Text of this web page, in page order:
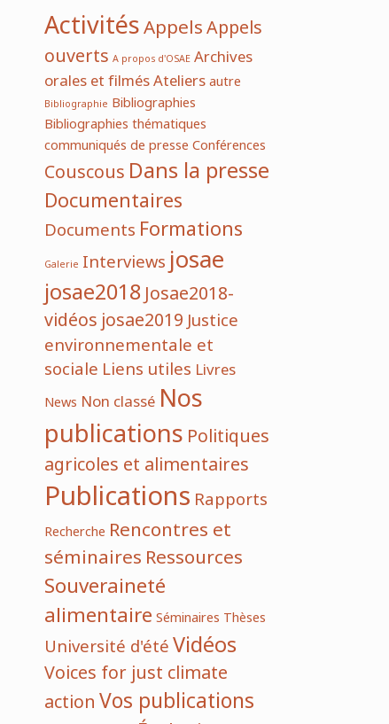
ActivitésAppelsAppels
ouverts A propos d'OSAEArchives
orales et filmésAteliersautre
Bibliographie Bibliographies
Bibliographies thématiques
communiqués de presseConférences
CouscousDans la presse
Documentaires
DocumentsFormations
Galerie Interviewsjosae
josae2018Josae2018-
vidéosjosae2019Justice
environnementale et
socialeLiens utiles Livres
News Non classé Nos
publicationsPolitiques
agricoles et alimentaires
PublicationsRapports
Recherche Rencontres et
séminairesRessources
Souveraineté
alimentaireSéminairesThèses
Université d'étéVidéos
Voices for just climate
actionVos publications